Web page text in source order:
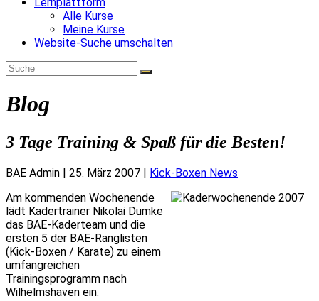
Alle Kurse
Meine Kurse
Website-Suche umschalten
Blog
3 Tage Training & Spaß für die Besten!
BAE Admin | 25. März 2007 | Kick-Boxen News
Am kommenden Wochenende
lädt Kadertrainer Nikolai Dumke
das BAE-Kaderteam und die
ersten 5 der BAE-Ranglisten
(Kick-Boxen / Karate) zu einem
umfangreichen
Trainingsprogramm nach
Wilhelmshaven ein.